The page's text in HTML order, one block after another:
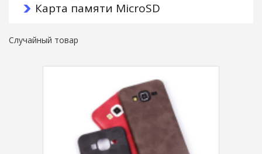
Карта памяти MicroSD
Случайный товар